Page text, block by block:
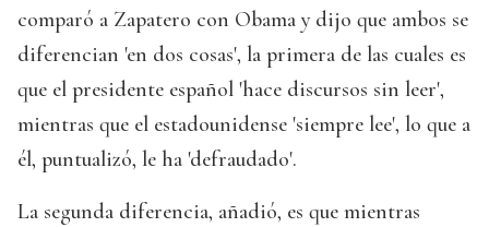
comparó a Zapatero con Obama y dijo que ambos se
diferencian 'en dos cosas', la primera de las cuales es
que el presidente español 'hace discursos sin leer',
mientras que el estadounidense 'siempre lee', lo que a
él, puntualizó, le ha 'defraudado'.
La segunda diferencia, añadió, es que mientras